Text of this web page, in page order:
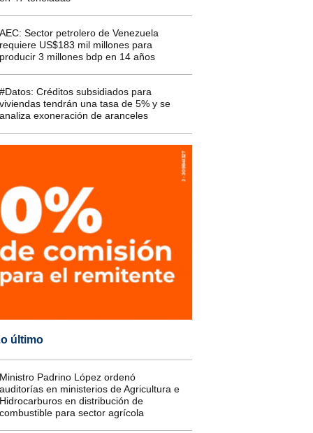
Sector petrolero de Venezuela
US$183 mil millones para
3 millones bdp en 14 años
Créditos subsidiados para
tendrán una tasa de 5% y se
exoneración de aranceles
último
Padrino López ordenó
en ministerios de Agricultura e
en distribución de
para sector agrícola